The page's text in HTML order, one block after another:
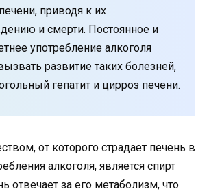
приводя к их
и смерти. Постоянное и
употребление алкоголя
развитие таких болезней,
гепатит и цирроз печени.
от которого страдает печень в
алкоголя, является спирт
отвечает за его метаболизм, что